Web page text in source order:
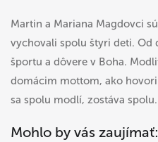
Martin a Mariana Magdovci
vychovali spolu štyri deti. Od
športu a dôvere v Boha.
domácim mottom, ako
sa spolu modlí, zostáva spolu.
Mohlo by vás zaujímať: